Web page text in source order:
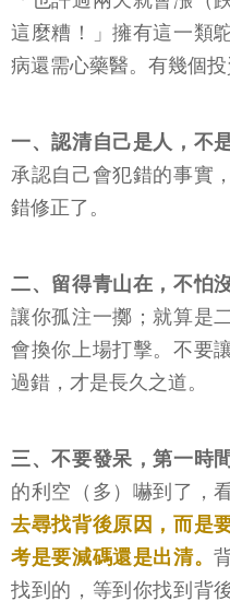
這麼糟！」擁有這一類
病還需心藥醫。有幾個
一、認清自己是人，不
承認自己會犯錯的事實
錯修正了。
二、留得青山在，不怕
讓你孤注一擲；就算是
會換你上場打擊。不要
過錯，才是長久之道。
三、不要發呆，第一時
的利空（多）嚇到了，
去尋找背後原因，而是
考是要減碼還是出清。
找到的，等到你找到背